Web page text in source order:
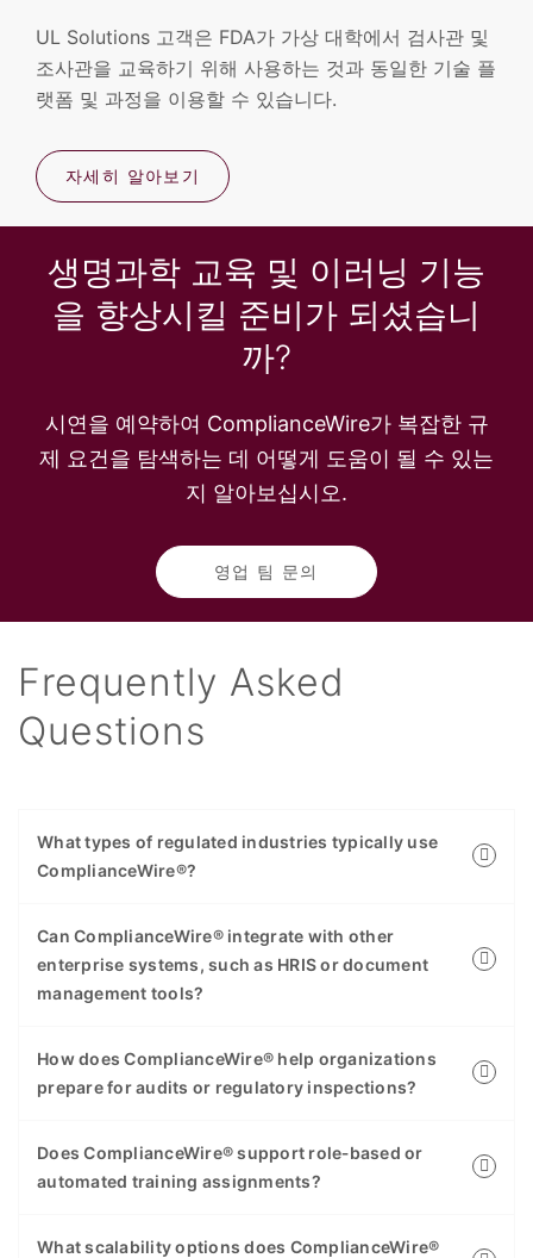
UL Solutions 고객은 FDA가 가상 대학에서 검사관 및
조사관을 교육하기 위해 사용하는 것과 동일한 기술 플
랫폼 및 과정을 이용할 수 있습니다.
자세히 알아보기
생명과학 교육 및 이러닝 기능
을 향상시킬 준비가 되셨습니
까?
시연을 예약하여 ComplianceWire가 복잡한 규
제 요건을 탐색하는 데 어떻게 도움이 될 수 있는
지 알아보십시오.
영업 팀 문의
Frequently Asked
Questions
What types of regulated industries typically use
ComplianceWire®?
Can ComplianceWire® integrate with other
enterprise systems, such as HRIS or document
management tools?
How does ComplianceWire® help organizations
prepare for audits or regulatory inspections?
Does ComplianceWire® support role‑based or
automated training assignments?
What scalability options does ComplianceWire®